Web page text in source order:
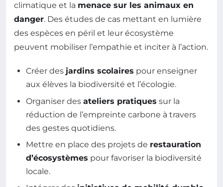
climatique et la menace sur les animaux en
danger. Des études de cas mettant en lumière
des espèces en péril et leur écosystème
peuvent mobiliser l’empathie et inciter à l’action.
Créer des jardins scolaires pour enseigner
aux élèves la biodiversité et l’écologie.
Organiser des ateliers pratiques sur la
réduction de l’empreinte carbone à travers
des gestes quotidiens.
Mettre en place des projets de restauration
d’écosystèmes pour favoriser la biodiversité
locale.